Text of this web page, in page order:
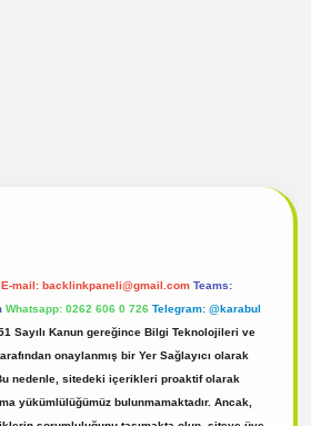
E-mail: backlinkpaneli@gmail.com Teams:
Whatsapp: 0262 606 0 726 Telegram: @karabul
Sayılı Kanun gereğince Bilgi Teknolojileri ve
onaylanmış bir Yer Sağlayıcı olarak
nedenle, sitedeki içerikleri proaktif olarak
yükümlülüğümüz bulunmamaktadır. Ancak,